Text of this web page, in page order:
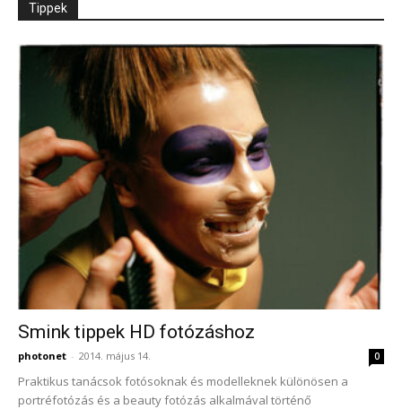
Tippek
Smink tippek HD fotózáshoz
photonet - 2014. május 14. 0
Praktikus tanácsok fotósoknak és modelleknek különösen a
portréfotózás és a beauty fotózás alkalmával történő